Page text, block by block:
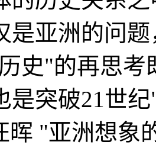
是亚洲的问
史"的再思考
是突破21世
晖 "亚洲想象